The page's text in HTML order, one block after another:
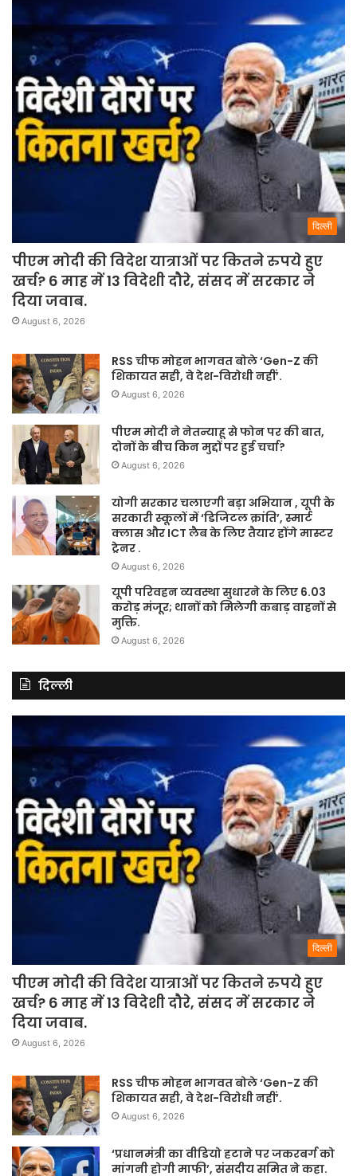
दिल्ली
पीएम मोदी की विदेश यात्राओं पर कितने रुपये हुए
खर्च? 6 माह में 13 विदेशी दौरे, संसद में सरकार ने
दिया जवाब.
August 6, 2026
RSS चीफ मोहन भागवत बोले ‘Gen-Z की
शिकायत सही, वे देश-विरोधी नहीं’.
August 6, 2026
पीएम मोदी ने नेतन्याहू से फोन पर की बात,
दोनों के बीच किन मुद्दों पर हुई चर्चा?
August 6, 2026
योगी सरकार चलाएगी बड़ा अभियान , यूपी के
सरकारी स्कूलों में ‘डिजिटल क्रांति’, स्मार्ट
क्लास और ICT लैब के लिए तैयार होंगे मास्टर
ट्रेनर .
August 6, 2026
यूपी परिवहन व्यवस्था सुधारने के लिए 6.03
करोड़ मंजूर; थानों को मिलेगी कबाड़ वाहनों से
मुक्ति.
August 6, 2026
दिल्ली
दिल्ली
पीएम मोदी की विदेश यात्राओं पर कितने रुपये हुए
खर्च? 6 माह में 13 विदेशी दौरे, संसद में सरकार ने
दिया जवाब.
August 6, 2026
RSS चीफ मोहन भागवत बोले ‘Gen-Z की
शिकायत सही, वे देश-विरोधी नहीं’.
August 6, 2026
‘प्रधानमंत्री का वीडियो हटाने पर जकरबर्ग को
मांगनी होगी माफी’, संसदीय समित ने कहा.